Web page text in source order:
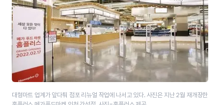
대형마트 업계가 앞다퉈 점포 리뉴얼 작업에 나서고 있다. 사진은 지난 2월 재개장한